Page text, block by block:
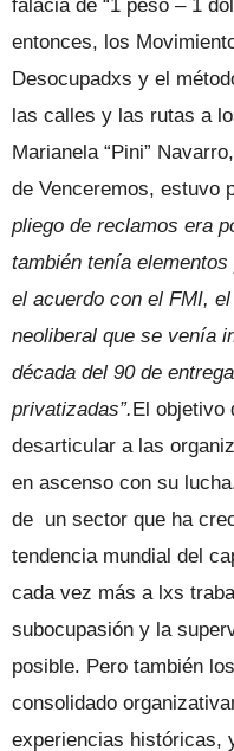
falacia de “1 peso – 1
entonces, los
Desocupadxs y el
las calles y las rutas a
Marianela “Pini”
de Venceremos, estuvo
pliego de reclamos era
también tenía
el acuerdo con el FMI,
neoliberal que se venía
década del 90 de
privatizadas”.El objetivo
desarticular a las
en ascenso con su
de un sector que ha
tendencia mundial del
cada vez más a lxs
subocupasión y la
posible. Pero también
consolidado
experiencias históricas,